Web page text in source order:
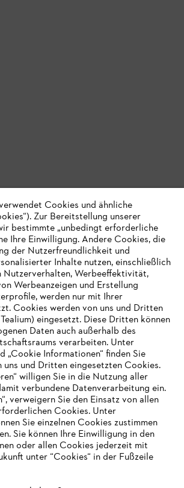
WIRD NICHT
Cookies und ähnliche
Zur Bereitstellung unserer
bestimmte „unbedingt erforderliche
Ihre Einwilligung. Andere Cookies, die
der Nutzerfreundlichkeit und
Inhalte nutzen, einschließlich
Nutzerverhalten, Werbeeffektivität,
Werbeanzeigen und Erstellung
werden nur mit Ihrer
Cookies werden von uns und Dritten
eingesetzt. Diese Dritten können
Daten auch außerhalb des
verarbeiten. Unter
„Cookie Informationen“ finden Sie
uns und Dritten eingesetzten Cookies.
willigen Sie in die Nutzung aller
verbundene Datenverarbeitung ein.
verweigern Sie den Einsatz von allen
Cookies. Unter
Sie einzelnen Cookies zustimmen
Sie können Ihre Einwilligung in den
oder allen Cookies jederzeit mit
unter “Cookies“ in der Fußzeile